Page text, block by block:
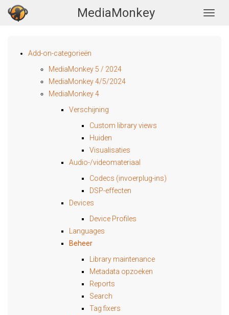
MediaMonkey
Add-on-categorieën
MediaMonkey 5 / 2024
MediaMonkey 4/5/2024
MediaMonkey 4
Verschijning
Custom library views
Huiden
Visualisaties
Audio-/videomateriaal
Codecs (invoerplug-ins)
DSP-effecten
Devices
Device Profiles
Languages
Beheer
Library maintenance
Metadata opzoeken
Reports
Search
Tag fixers